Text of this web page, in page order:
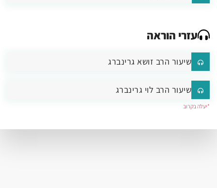
עזרי הוראה
שיעור הרב זושא גרינברג
שיעור הרב לוי גרינברג
*יעלה בקרוב